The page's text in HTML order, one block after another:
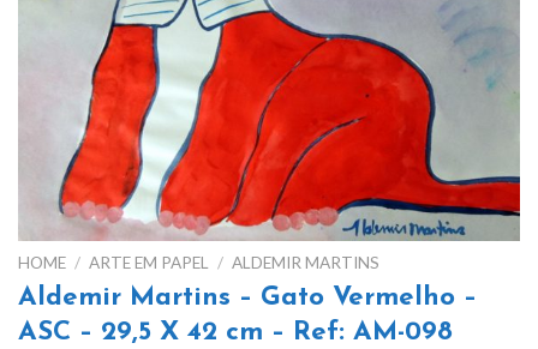
HOME / ARTE EM PAPEL / ALDEMIR MARTINS
Aldemir Martins – Gato Vermelho –
ASC – 29,5 X 42 cm – Ref: AM-098